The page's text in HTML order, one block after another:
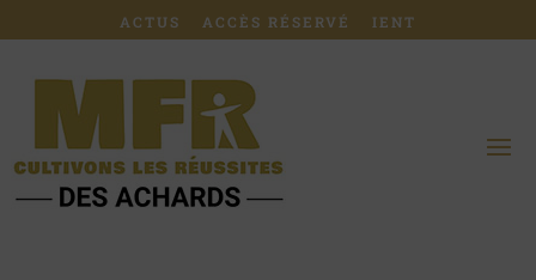
ACTUS ACCÈS RÉSERVÉ IENT